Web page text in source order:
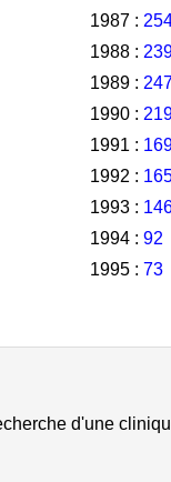
1987 :
1988 :
1989 :
1990 :
1991 :
1992 :
1993 :
1994 : 92
1995 : 73
d'une